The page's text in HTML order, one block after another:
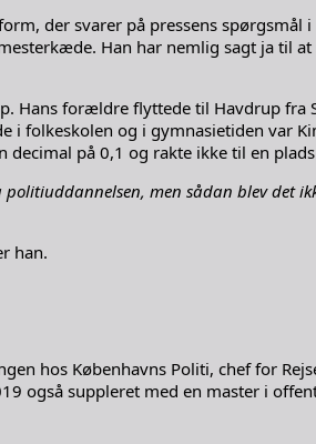
der svarer på pressens
Han har nemlig sagt ja til
Hans forældre flyttede til Havdrup
i folkeskolen og i gymnasietiden
på 0,1 og rakte ikke til en
men sådan blev
han.
hos Københavns Politi, chef for
også suppleret med en master i